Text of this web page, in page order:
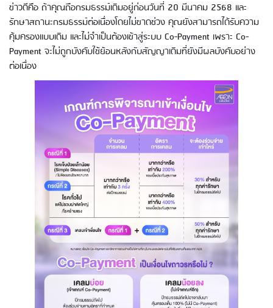
ข่าวดีคือ ถ้าคุณถือกรมธรรม์เดิมอยู่ก่อนวันที่ 20 มีนาคม 2568 และ
รักษาสถานะกรมธรรม์ต่อเนื่องโดยไม่ขาดช่วง คุณยังสามารถได้รับความ
คุ้มครองแบบเดิม และไม่จำเป็นต้องเข้าสู่ระบบ Co-Payment เพราะ Co-
Payment จะไม่ถูกบังคับใช้ย้อนหลังกับสัญญาเดิมที่ยังมีผลบังคับอย่าง
ต่อเนื่อง